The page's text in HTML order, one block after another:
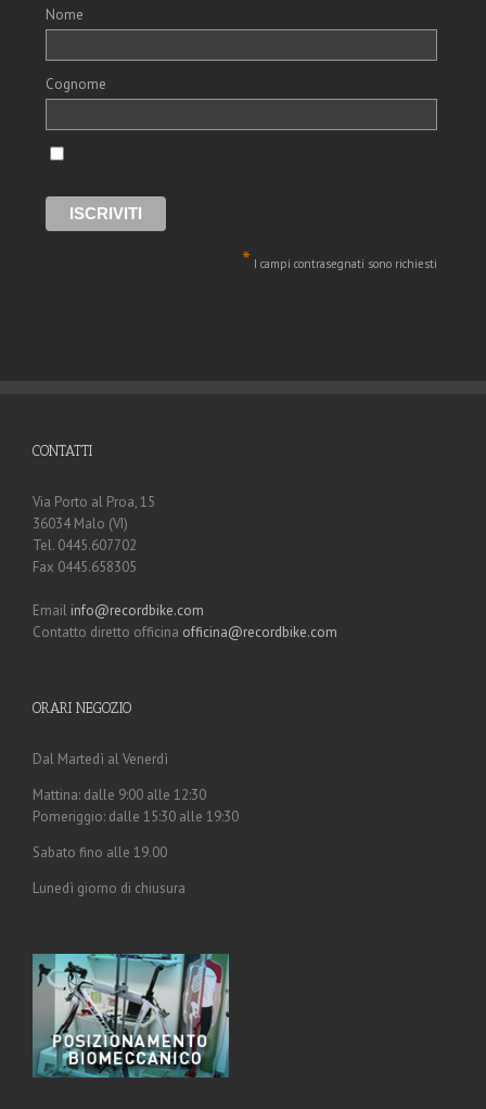
Nome
Cognome
* I campi contrasegnati sono richiesti
CONTATTI
Via Porto al Proa, 15
36034 Malo (VI)
Tel. 0445.607702
Fax 0445.658305
Email info@recordbike.com
Contatto diretto officina officina@recordbike.com
ORARI NEGOZIO
Dal Martedì al Venerdì
Mattina: dalle 9:00 alle 12:30
Pomeriggio: dalle 15:30 alle 19:30
Sabato fino alle 19.00
Lunedì giorno di chiusura